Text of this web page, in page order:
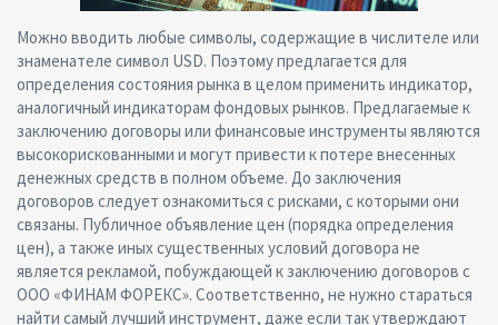
Можно вводить любые символы, содержащие в числителе или
знаменателе символ USD. Поэтому предлагается для
определения состояния рынка в целом применить индикатор,
аналогичный индикаторам фондовых рынков. Предлагаемые к
заключению договоры или финансовые инструменты являются
высокорискованными и могут привести к потере внесенных
денежных средств в полном объеме. До заключения
договоров следует ознакомиться с рисками, с которыми они
связаны. Публичное объявление цен (порядка определения
цен), а также иных существенных условий договора не
является рекламой, побуждающей к заключению договоров с
ООО «ФИНАМ ФОРЕКС». Соответственно, не нужно стараться
найти самый лучший инструмент, даже если так утверждают